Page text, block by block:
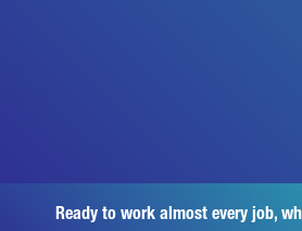
Ready to work almost every job,